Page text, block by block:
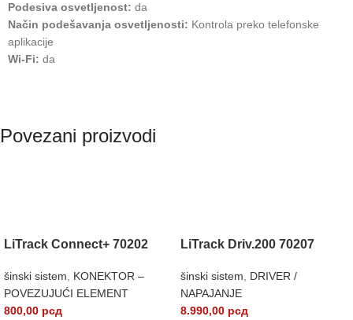
Podesiva osvetljenost: da
Način podešavanja osvetljenosti: Kontrola preko telefonske
aplikacije
Wi-Fi: da
Povezani proizvodi
LiTrack Connect+ 70202
šinski sistem
KONEKTOR –
POVEZUJUĆI ELEMENT
800,00 рсд
LiTrack Driv.200 70207
šinski sistem
DRIVER /
NAPAJANJE
8.990,00 рсд